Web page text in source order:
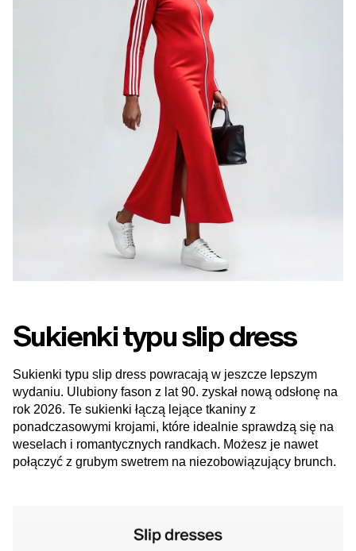
Sukienki typu slip dress
Sukienki typu slip dress powracają w jeszcze lepszym
wydaniu. Ulubiony fason z lat 90. zyskał nową odsłonę na
rok 2026. Te sukienki łączą lejące tkaniny z
ponadczasowymi krojami, które idealnie sprawdzą się na
weselach i romantycznych randkach. Możesz je nawet
połączyć z grubym swetrem na niezobowiązujący brunch.